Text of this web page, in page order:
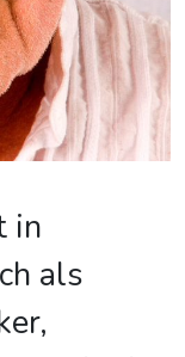
in
als